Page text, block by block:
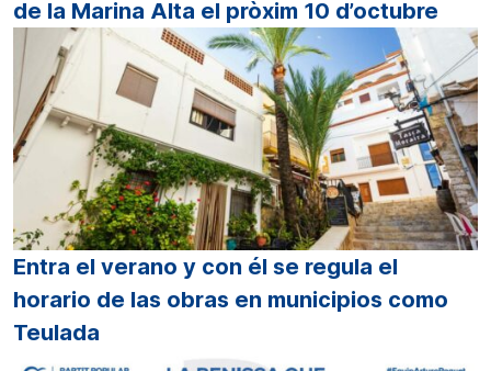
de la Marina Alta el pròxim 10 d’octubre
Entra el verano y con él se regula el
horario de las obras en municipios como
Teulada